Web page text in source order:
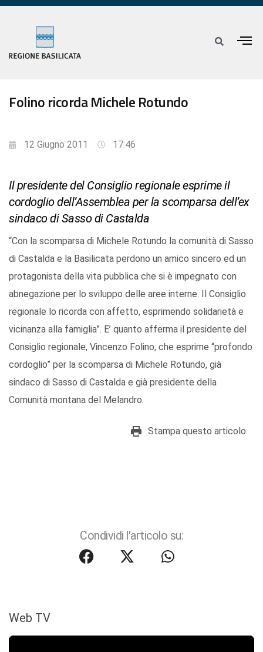
Folino ricorda Michele Rotundo
12 Giugno 2011 17:46
Il presidente del Consiglio regionale esprime il
cordoglio dell’Assemblea per la scomparsa dell’ex
sindaco di Sasso di Castalda
“Con la scomparsa di Michele Rotundo la comunità di Sasso
di Castalda e la Basilicata perdono un amico sincero ed un
protagonista della vita pubblica che si è impegnato con
abnegazione per lo sviluppo delle aree interne. Il Consiglio
regionale lo ricorda con affetto, esprimendo solidarietà e
vicinanza alla famiglia”. E’ quanto afferma il presidente del
Consiglio regionale, Vincenzo Folino, che esprime “profondo
cordoglio” per la scomparsa di Michele Rotundo, già
sindaco di Sasso di Castalda e già presidente della
Comunità montana del Melandro.
Stampa questo articolo
Condividi l'articolo su:
Web TV